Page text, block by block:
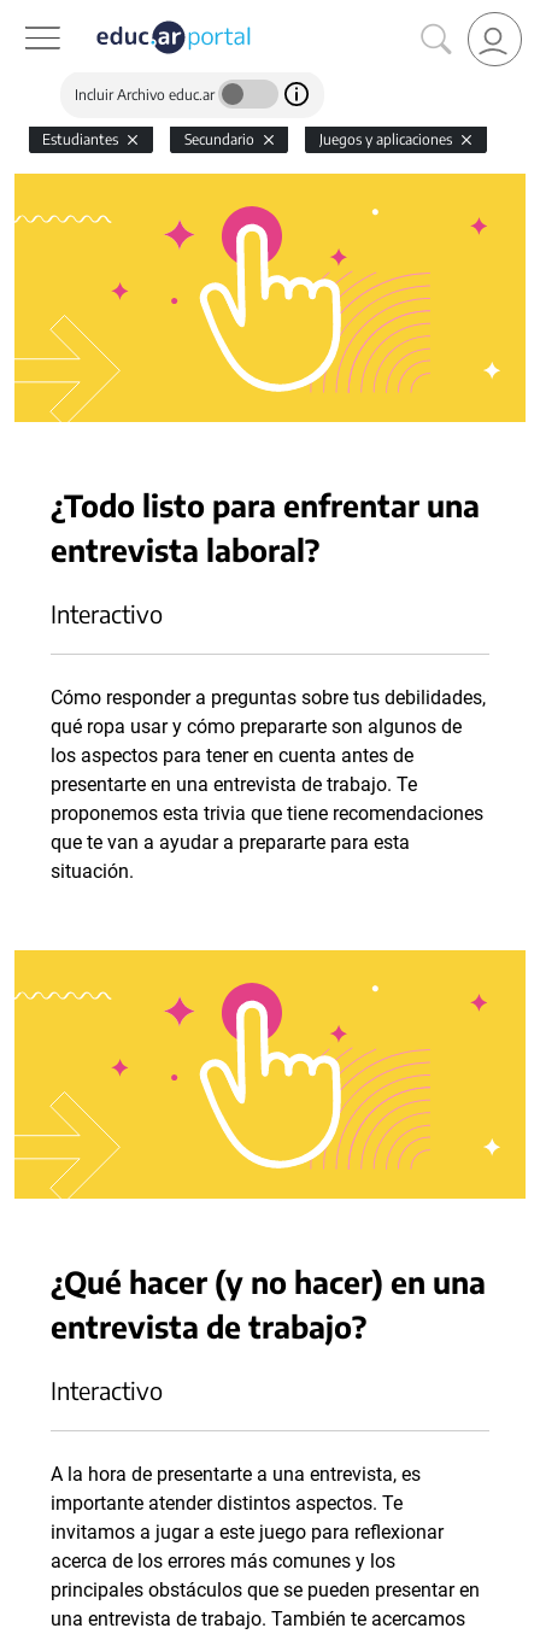
Incluir Archivo educ.ar
Estudiantes Secundario Juegos y aplicaciones
¿Todo listo para enfrentar una
entrevista laboral?
Interactivo
Cómo responder a preguntas sobre tus debilidades,
qué ropa usar y cómo prepararte son algunos de
los aspectos para tener en cuenta antes de
presentarte en una entrevista de trabajo. Te
proponemos esta trivia que tiene recomendaciones
que te van a ayudar a prepararte para esta
situación.
¿Qué hacer (y no hacer) en una
entrevista de trabajo?
Interactivo
A la hora de presentarte a una entrevista, es
importante atender distintos aspectos. Te
invitamos a jugar a este juego para reflexionar
acerca de los errores más comunes y los
principales obstáculos que se pueden presentar en
una entrevista de trabajo. También te acercamos